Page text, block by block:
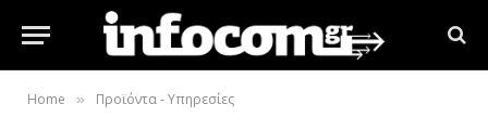
Home » Προϊόντα - Υπηρεσίες